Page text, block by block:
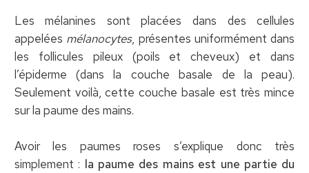
Les mélanines sont placées dans des cellules
appelées mélanocytes, présentes uniformément dans
les follicules pileux (poils et cheveux) et dans
l’épiderme (dans la couche basale de la peau).
Seulement voilà, cette couche basale est très mince
sur la paume des mains.
Avoir les paumes roses s’explique donc très
simplement : la paume des mains est une partie du